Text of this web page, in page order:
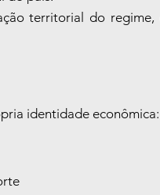
territorial do regime,
identidade econômica: